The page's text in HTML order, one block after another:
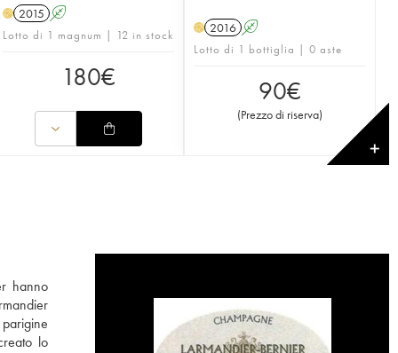
H 2015 A
Lotto di 1 magnum | 12 in stock
180€
H 2016 A
Lotto di 1 bottiglia | 0 aste
90€
(Prezzo di riserva)
✕
hanno
lo